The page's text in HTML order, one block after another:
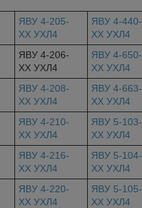
ЯВУ 4-205-
ХХ УХЛ4
ЯВУ 4-440-
ХХ УХЛ4
ЯВУ 4-206-
ХХ УХЛ4
ЯВУ 4-650-
ХХ УХЛ4
ЯВУ 4-208-
ХХ УХЛ4
ЯВУ 4-663-
ХХ УХЛ4
ЯВУ 4-210-
ХХ УХЛ4
ЯВУ 5-103-
ХХ УХЛ4
ЯВУ 4-216-
ХХ УХЛ4
ЯВУ 5-104-
ХХ УХЛ4
ЯВУ 4-220-
ХХ УХЛ4
ЯВУ 5-105-
ХХ УХЛ4